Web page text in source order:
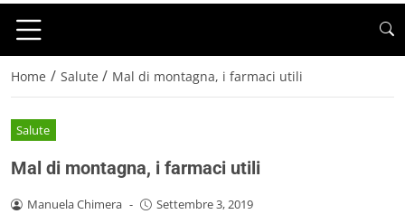
Home / Salute / Mal di montagna, i farmaci utili
Salute
Mal di montagna, i farmaci utili
Manuela Chimera - Settembre 3, 2019